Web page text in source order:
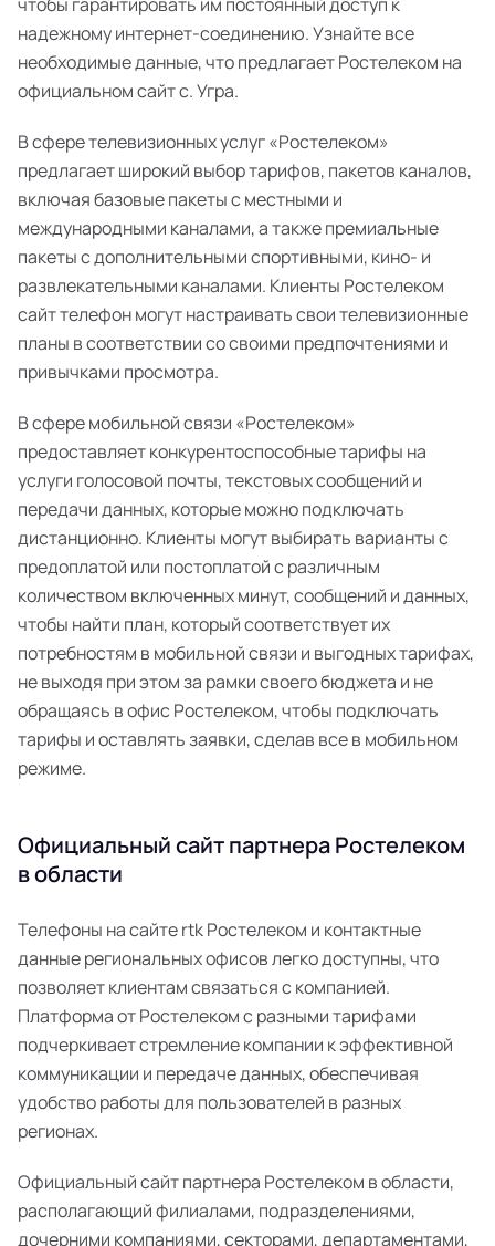
надежному интернет-соединению. Узнайте все
необходимые данные, что предлагает Ростелеком на
официальном сайт с. Угра.
В сфере телевизионных услуг «Ростелеком»
предлагает широкий выбор тарифов, пакетов каналов,
включая базовые пакеты с местными и
международными каналами, а также премиальные
пакеты с дополнительными спортивными, кино- и
развлекательными каналами. Клиенты Ростелеком
сайт телефон могут настраивать свои телевизионные
планы в соответствии со своими предпочтениями и
привычками просмотра.
В сфере мобильной связи «Ростелеком»
предоставляет конкурентоспособные тарифы на
услуги голосовой почты, текстовых сообщений и
передачи данных, которые можно подключать
дистанционно. Клиенты могут выбирать варианты с
предоплатой или постоплатой с различным
количеством включенных минут, сообщений и данных,
чтобы найти план, который соответствует их
потребностям в мобильной связи и выгодных тарифах,
не выходя при этом за рамки своего бюджета и не
обращаясь в офис Ростелеком, чтобы подключать
тарифы и оставлять заявки, сделав все в мобильном
режиме.
Официальный сайт партнера Ростелеком
в области
Телефоны на сайте rtk Ростелеком и контактные
данные региональных офисов легко доступны, что
позволяет клиентам связаться с компанией.
Платформа от Ростелеком с разными тарифами
подчеркивает стремление компании к эффективной
коммуникации и передаче данных, обеспечивая
удобство работы для пользователей в разных
регионах.
Официальный сайт партнера Ростелеком в области,
располагающий филиалами, подразделениями,
дочерними компаниями, секторами, департаментами,